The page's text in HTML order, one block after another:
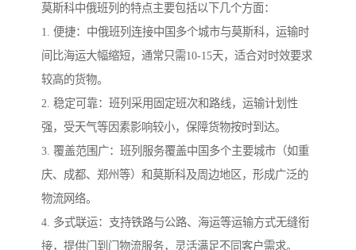
莫斯科中俄班列的特点主要包括以下几个方面：
1. 便捷：中俄班列连接中国多个城市与莫斯科，运输时
间比海运大幅缩短，通常只需10-15天，适合对时效要求
较高的货物。
2. 稳定可靠：班列采用固定班次和路线，运输计划性
强，受天气等因素影响较小，保障货物按时到达。
3. 覆盖范围广：班列服务覆盖中国多个主要城市（如重
庆、成都、郑州等）和莫斯科及周边地区，形成广泛的
物流网络。
4. 多式联运：支持铁路与公路、海运等运输方式无缝衔
接，提供门到门物流服务，灵活满足不同客户需求。